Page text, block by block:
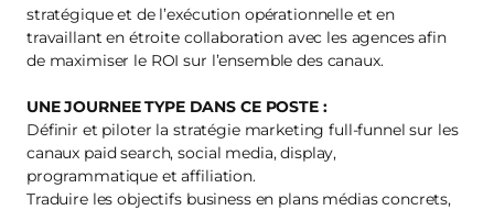
stratégique et de l’exécution opérationnelle et en
travaillant en étroite collaboration avec les agences afin
de maximiser le ROI sur l’ensemble des canaux.
UNE JOURNEE TYPE DANS CE POSTE :
Définir et piloter la stratégie marketing full-funnel sur les
canaux paid search, social media, display,
programmatique et affiliation.
Traduire les objectifs business en plans médias concrets,